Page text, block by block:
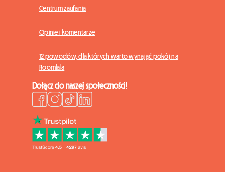
Centrum zaufania
Opinie i komentarze
12 powodów, dla których warto wynająć pokój na
Roomlala
Dołącz do naszej społeczności!